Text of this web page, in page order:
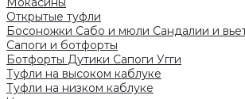
Открытые туфли
Босоножки Сабо и мюли Сандалии и
Сапоги и ботфорты
Ботфорты Дутики Сапоги Угги
Туфли на высоком каблуке
Туфли на низком каблуке